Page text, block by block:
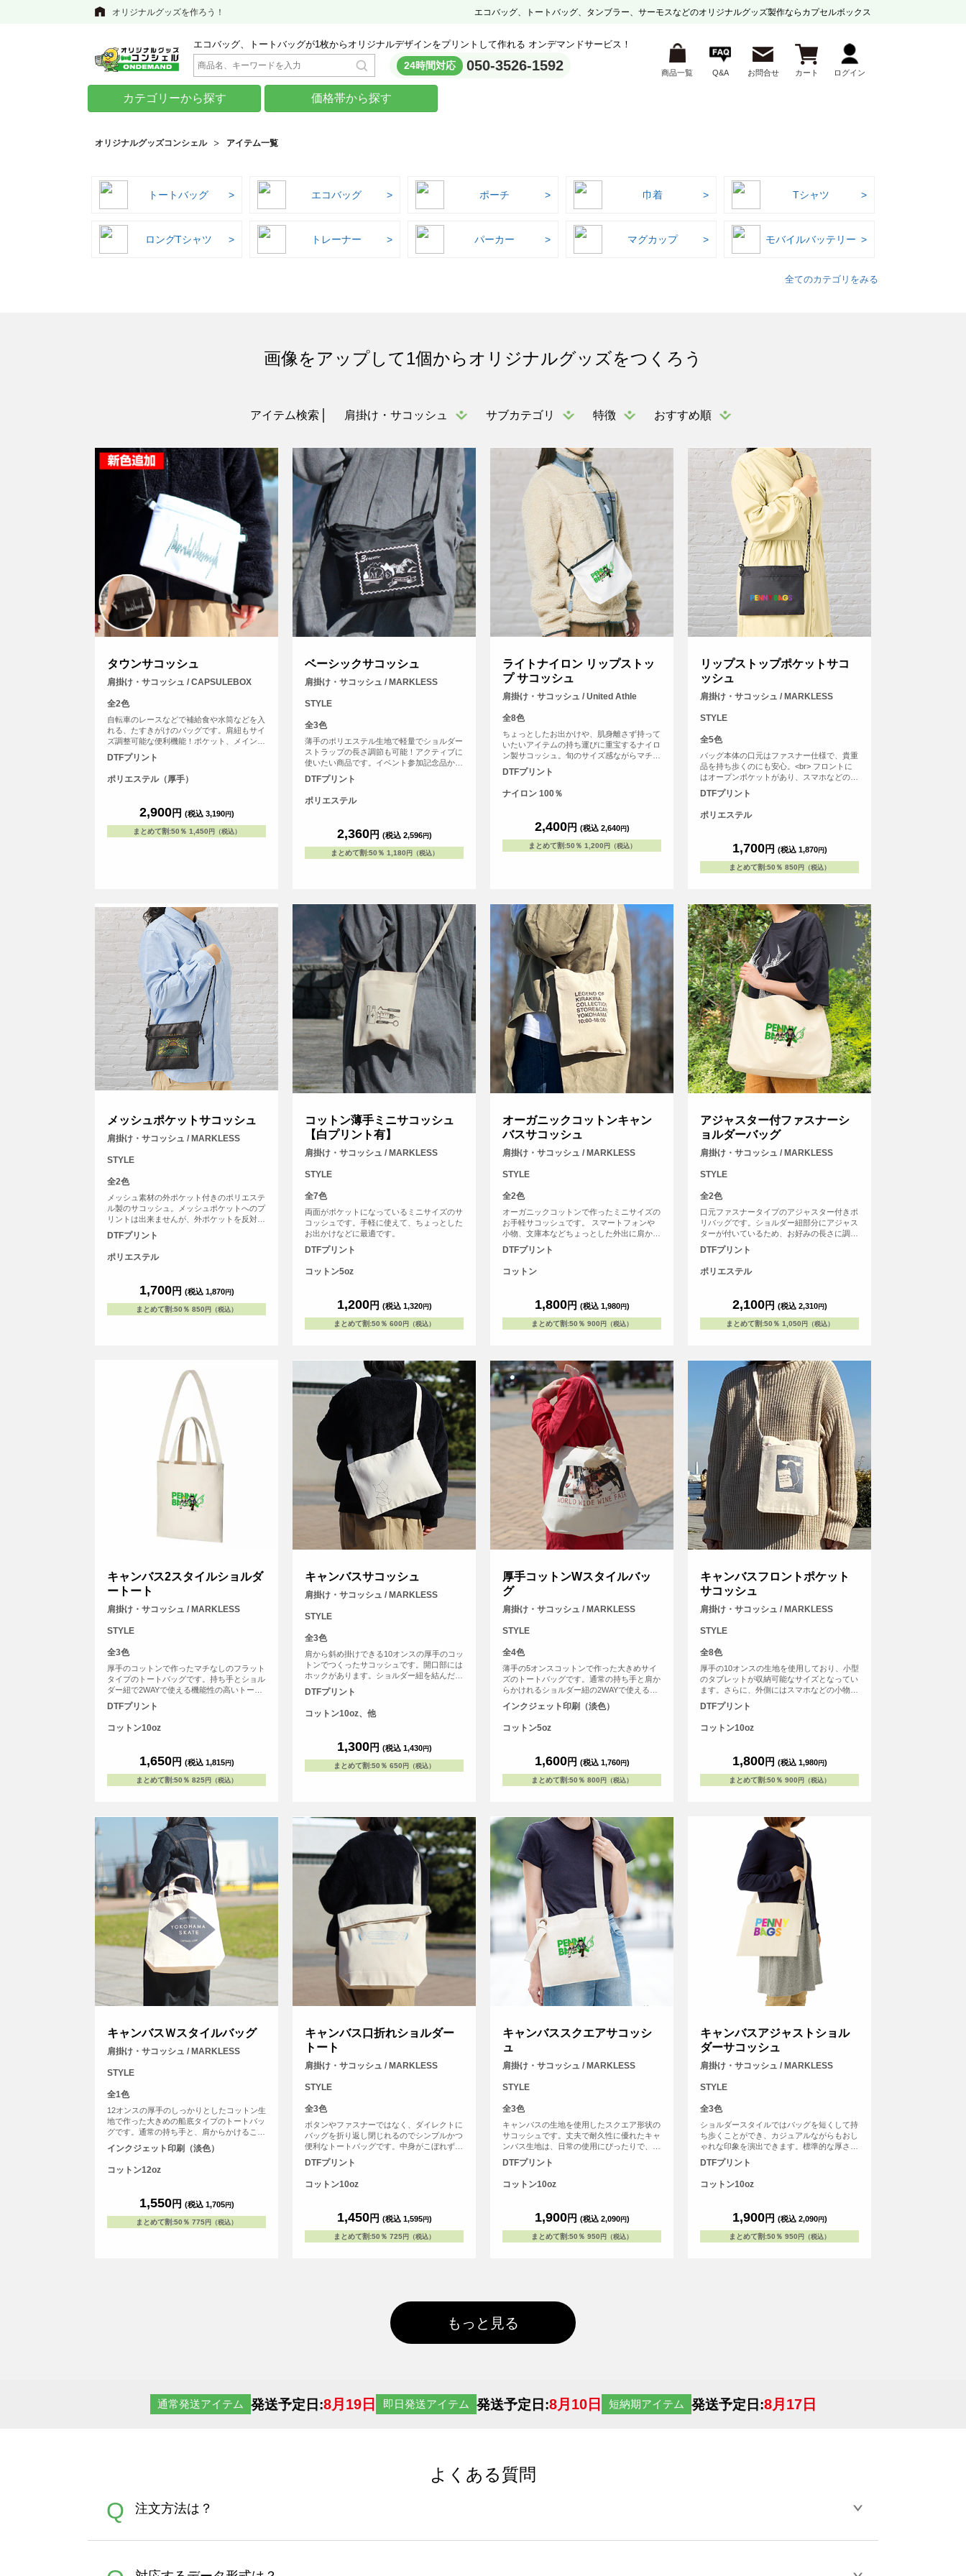
オリジナルグッズを作ろう！ エコバッグ、トートバッグ、タンブラー、サーモスなどのオリジナルグッズ製作ならカプセルボックス
エコバッグ、トートバッグが1枚からオリジナルデザインをプリントして作れる オンデマンドサービス！
24時間対応 050-3526-1592 商品一覧 Q&A お問合せ カート ログイン
カテゴリーから探す 価格帯から探す
オリジナルグッズコンシェル アイテム一覧
トートバッグ エコバッグ ポーチ 巾着 Tシャツ
ロングTシャツ トレーナー パーカー マグカップ モバイルバッテリー
全てのカテゴリをみる
画像をアップして1個からオリジナルグッズをつくろう
アイテム検索 肩掛け・サコッシュ サブカテゴリ 特徴 おすすめ順
タウンサコッシュ
肩掛け・サコッシュ / CAPSULEBOX
全2色
自転車のレースなどで補給食や水筒などを入
れる、たすきがけのバッグです。肩紐もサイ
ズ調整可能な便利機能！ポケット、メインの
開口部はホックで閉めることが可能です。
DTFプリント
ポリエステル（厚手）
2,900円 (税込 3,190円)
まとめて割:50％ 1,450 円（税込）
ベーシックサコッシュ
肩掛け・サコッシュ / MARKLESS
STYLE
全3色
薄手のポリエステル生地で軽量でショルダー
ストラップの長さ調節も可能！アクティブに
使いたい商品です。イベント参加記念品か
ら、物販のご利用まで幅広い販促アイテムと
してご利用いただけます。カラーバリエーシ
ョンは3色ございます。
DTFプリント
ポリエステル
2,360円 (税込 2,596円)
まとめて割:50％ 1,180 円（税込）
ライトナイロン リップストッ
プ サコッシュ
肩掛け・サコッシュ / United Athle
全8色
ちょっとしたお出かけや、肌身離さず持って
いたいアイテムの持ち運びに重宝するナイロ
ン製サコッシュ。旬のサイズ感ながらマチが
あるため、財布やスマホ、パスケースなども
収納可能なほか、吊りポケットも配している
ため日常づかいにとても便利。
DTFプリント
ナイロン 100％
2,400円 (税込 2,640円)
まとめて割:50％ 1,200 円（税込）
リップストップポケットサコ
ッシュ
肩掛け・サコッシュ / MARKLESS
STYLE
全5色
バッグ本体の口元はファスナー仕様で、貴重
品を持ち歩くのにも安心。<br> フロントに
はオープンポケットがあり、スマホなどのす
ぐに取り出したい小物の収納にぴったり。
<br> また、紐の結び目部分で長さの調節も
可能なため、お使いいただきやすいデザイン
です。
DTFプリント
ポリエステル
1,700円 (税込 1,870円)
まとめて割:50％ 850 円（税込）
メッシュポケットサコッシュ
肩掛け・サコッシュ / MARKLESS
STYLE
全2色
メッシュ素材の外ポケット付きのポリエステ
ル製のサコッシュ。メッシュポケットへのプ
リントは出来ませんが、外ポケットを反対側
へひっくり返せば、ポケットの裏に印刷され
たようなおしゃれな仕様になります。
DTFプリント
ポリエステル
1,700円 (税込 1,870円)
まとめて割:50％ 850 円（税込）
コットン薄手ミニサコッシュ
【白プリント有】
肩掛け・サコッシュ / MARKLESS
STYLE
全7色
両面がポケットになっているミニサイズのサ
コッシュです。手軽に使えて、ちょっとした
お出かけなどに最適です。
DTFプリント
コットン5oz
1,200円 (税込 1,320円)
まとめて割:50％ 600 円（税込）
オーガニックコットンキャン
バスサコッシュ
肩掛け・サコッシュ / MARKLESS
STYLE
全2色
オーガニックコットンで作ったミニサイズの
お手軽サコッシュです。 スマートフォンや
小物、文庫本などちょっとした外出に肩から
斜めがけして、ポケットのように使用できる
おすすめのエコバッグです。バッグ口元の内
と落ちてしまう心配もありません。
DTFプリント
コットン
1,800円 (税込 1,980円)
まとめて割:50％ 900 円（税込）
アジャスター付ファスナーシ
ョルダーバッグ
肩掛け・サコッシュ / MARKLESS
STYLE
全2色
口元ファスナータイプのアジャスター付きポ
リバッグです。ショルダー紐部分にアジャス
ターが付いているため、お好みの長さに調節
してご使用いただけます。ショルダー紐は最
大で約1100ｍｍまでなり、肩掛けから斜め
掛けまで楽しめます。口元はファスナータイ
プを採用しており、しっかり閉まって安心で
すくなっています。
DTFプリント
ポリエステル
2,100円 (税込 2,310円)
まとめて割:50％ 1,050 円（税込）
キャンバス2スタイルショルダ
ートート
肩掛け・サコッシュ / MARKLESS
STYLE
全3色
厚手のコットンで作ったマチなしのフラット
タイプのトートバッグです。持ち手とショル
ダー紐で2WAYで使える機能性の高いトート
バッグです。
DTFプリント
コットン10oz
1,650円 (税込 1,815円)
まとめて割:50％ 825 円（税込）
キャンバスサコッシュ
肩掛け・サコッシュ / MARKLESS
STYLE
全3色
肩から斜め掛けできる10オンスの厚手のコッ
トンでつくったサコッシュです。開口部には
ホックがあります。ショルダー紐を結んだり
して長さ調整してお使いください。
DTFプリント
コットン10oz、他
1,300円 (税込 1,430円)
まとめて割:50％ 650 円（税込）
厚手コットンWスタイルバッ
グ
肩掛け・サコッシュ / MARKLESS
STYLE
全4色
薄手の5オンスコットンで作った大きめサイ
ズのトートバッグです。通常の持ち手と肩か
らかけれるショルダー紐の2WAYで使える、
トートバッグです。
インクジェット印刷（淡色）
コットン5oz
1,600円 (税込 1,760円)
まとめて割:50％ 800 円（税込）
キャンバスフロントポケット
サコッシュ
肩掛け・サコッシュ / MARKLESS
STYLE
全8色
厚手の10オンスの生地を使用しており、小型
のタブレットが収納可能なサイズとなってい
ます。さらに、外側にはスマホなどの小物が
入る便利なポケットも装備されております。
DTFプリント
コットン10oz
1,800円 (税込 1,980円)
まとめて割:50％ 900 円（税込）
キャンバスＷスタイルバッグ
肩掛け・サコッシュ / MARKLESS
STYLE
全1色
12オンスの厚手のしっかりとしたコットン生
地で作った大きめの船底タイプのトートバッ
グです。通常の持ち手と、肩からかけること
のできる長いショルダー紐があり、さまさま
なシーンで活躍すること間違いなしの2WAY
インクジェット印刷（淡色）
コットン12oz
1,550円 (税込 1,705円)
まとめて割:50％ 775 円（税込）
キャンバス口折れショルダー
トート
肩掛け・サコッシュ / MARKLESS
STYLE
全3色
ボタンやファスナーではなく、ダイレクトに
バッグを折り返し閉じれるのでシンプルかつ
便利なトートバッグです。中身がこぼれず、
さっと簡単に物の出し入れができます。
DTFプリント
コットン10oz
1,450円 (税込 1,595円)
まとめて割:50％ 725 円（税込）
キャンバススクエアサコッシ
ュ
肩掛け・サコッシュ / MARKLESS
STYLE
全3色
キャンバスの生地を使用したスクエア形状の
サコッシュです。丈夫で耐久性に優れたキャ
ンバス生地は、日常の使用にぴったりで、お
手入れも簡単です。サコッシュの口元は便利
なホックボタンが付いており、さっと開閉で
スできます。さらに、ショルダー部分はハト
ます。快適な着用感と自由なスタイリングが
可能なので、様々なシーンで活躍するアイテ
ムです。
DTFプリント
コットン10oz
1,900円 (税込 2,090円)
まとめて割:50％ 950 円（税込）
キャンバスアジャストショル
ダーサコッシュ
肩掛け・サコッシュ / MARKLESS
STYLE
全3色
ショルダースタイルではバッグを短くして持
ち歩くことができ、カジュアルながらもおし
ゃれな印象を演出できます。標準的な厚さで
ある10オンスの生地を使用しており、頑丈で
耐久性に優れています。口元には便利なホッ
いているので、長さを自在に調節することが
ーのプリントも承ります。ロゴやイラストを
自由にデザインし、オリジナリティ溢れるサ
コッシュを作成できます。
DTFプリント
コットン10oz
1,900円 (税込 2,090円)
まとめて割:50％ 950 円（税込）
もっと見る
通常発送アイテム 発送予定日:8月19日 即日発送アイテム 発送予定日:8月10日 短納期アイテム 発送予定日:8月17日
よくある質問
Q 注文方法は？